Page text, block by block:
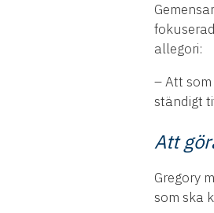
allegori:
– Att
ständigt
Att
Gregory
som ska